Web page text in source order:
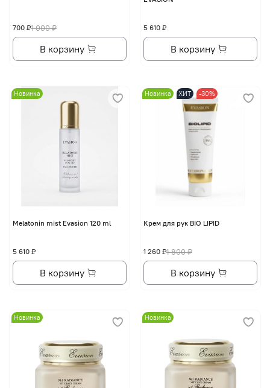
1 000 ₽
700 ₽
В корзину
5 610 ₽
В корзину
Новинка
Melatonin mist Evasion 120 ml
5 610 ₽
В корзину
Новинка ХИТ -30%
Крем для рук BIO LIPID
1 800 ₽
1 260 ₽
В корзину
Новинка Новинка